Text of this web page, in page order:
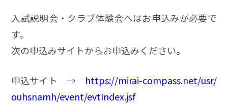
入試説明会・クラブ体験会へはお申込みが必要で
す。
次の申込みサイトからお申込みください。
申込サイト → https://mirai-compass.net/usr/
ouhsnamh/event/evtIndex.jsf